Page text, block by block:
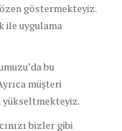
göstermekteyiz.
ile uygulama
bu
müşteri
yükseltmekteyiz.
bizler gibi